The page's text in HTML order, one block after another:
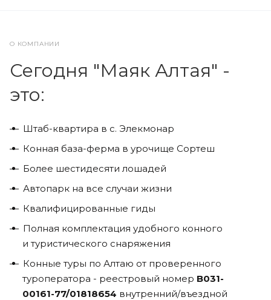
О КОМПАНИИ
Сегодня "Маяк Алтая" -
это:
Штаб-квартира в с. Элекмонар
Конная база-ферма в урочище Сортеш
Более шестидесяти лошадей
Автопарк на все случаи жизни
Квалифицированные гиды
Полная комплектация удобного конного
и туристического снаряжения
Конные туры по Алтаю от проверенного
туроператора - реестровый номер В031-
00161-77/01818654 внутренний/въездной